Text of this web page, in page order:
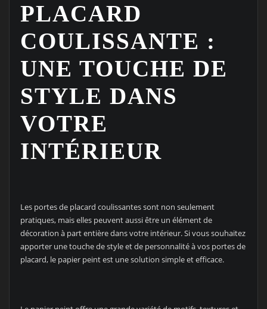
PLACARD
COULISSANTE :
UNE TOUCHE DE
STYLE DANS
VOTRE
INTÉRIEUR
Les portes de placard coulissantes sont non seulement
pratiques, mais elles peuvent aussi être un élément de
décoration à part entière dans votre intérieur. Si vous souhaitez
apporter une touche de style et de personnalité à vos portes de
placard, le papier peint est une solution simple et efficace.